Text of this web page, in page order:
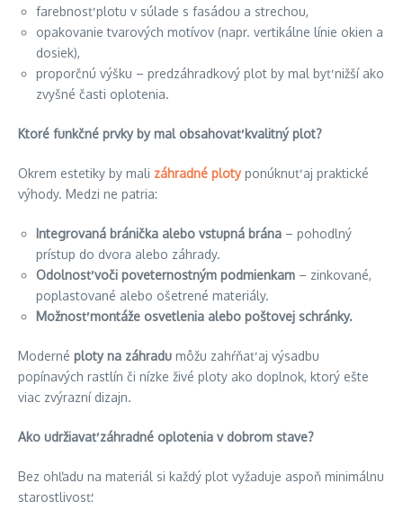
farebnosť plotu v súlade s fasádou a strechou,
opakovanie tvarových motívov (napr. vertikálne línie okien a
dosiek),
proporčnú výšku – predzáhradkový plot by mal byť nižší ako
zvyšné časti oplotenia.
Ktoré funkčné prvky by mal obsahovať kvalitný plot?
Okrem estetiky by mali záhradné plotyponúknuť aj praktické
výhody. Medzi ne patria:
Integrovaná bránička alebo vstupná brána – pohodlný
prístup do dvora alebo záhrady.
Odolnosť voči poveternostným podmienkam – zinkované,
poplastované alebo ošetrené materiály.
Možnosť montáže osvetlenia alebo poštovej schránky.
Moderné ploty na záhradu môžu zahŕňať aj výsadbu
popínavých rastlín či nízke živé ploty ako doplnok, ktorý ešte
viac zvýrazní dizajn.
Ako udržiavať záhradné oplotenia v dobrom stave?
Bez ohľadu na materiál si každý plot vyžaduje aspoň minimálnu
starostlivosť: